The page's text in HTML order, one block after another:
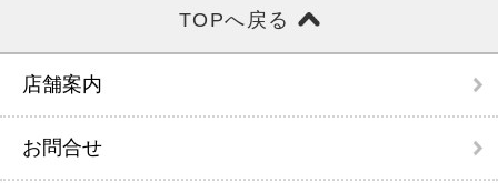
TOPへ戻る
店舗案内
お問合せ